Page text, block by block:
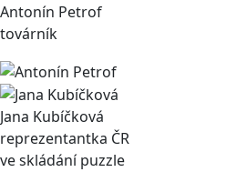
Antonín Petrof
továrník
Jana Kubíčková
reprezentantka ČR
ve skládání puzzle